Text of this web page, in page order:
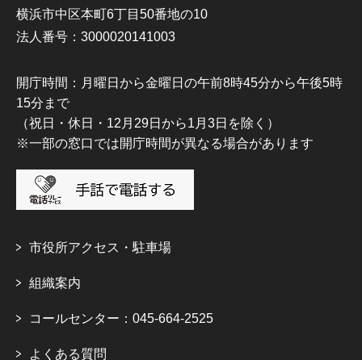
横浜市中区本町6丁目50番地の10
法人番号：3000020141003
開庁時間：月曜日から金曜日の午前8時45分から午後5時
15分まで
（祝日・休日・12月29日から1月3日を除く）
※一部の窓口では開庁時間が異なる場合があります
市役所アクセス・駐車場
組織案内
コールセンター：045-664-2525
よくある質問